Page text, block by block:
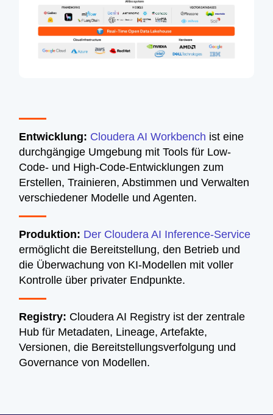
Entwicklung: Cloudera AI Workbench ist eine
durchgängige Umgebung mit Tools für Low-
Code- und High-Code-Entwicklungen zum
Erstellen, Trainieren, Abstimmen und Verwalten
verschiedener Modelle und Agenten.
Produktion: Der Cloudera AI Inference-Service
ermöglicht die Bereitstellung, den Betrieb und
die Überwachung von KI-Modellen mit voller
Kontrolle über privater Endpunkte.
Registry: Cloudera AI Registry ist der zentrale
Hub für Metadaten, Lineage, Artefakte,
Versionen, die Bereitstellungsverfolgung und
Governance von Modellen.